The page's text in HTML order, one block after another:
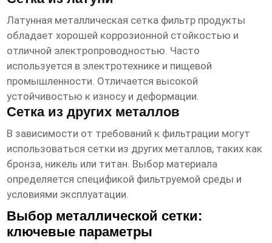
Латунная металлическая сетка фильтр продукты
обладает хорошей коррозионной стойкостью и
отличной электропроводностью. Часто
используется в электротехнике и пищевой
промышленности. Отличается высокой
устойчивостью к износу и деформации.
Сетка из других металлов
В зависимости от требований к фильтрации могут
использоваться сетки из других металлов, таких как
бронза, никель или титан. Выбор материала
определяется спецификой фильтруемой среды и
условиями эксплуатации.
Выбор металлической сетки:
ключевые параметры